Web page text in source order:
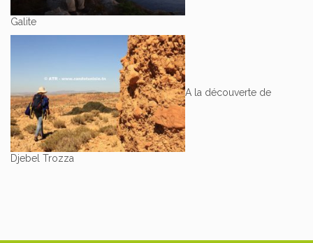
Galite
A la découverte de
Djebel Trozza